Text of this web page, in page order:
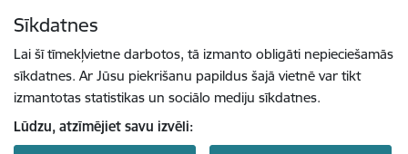
Sīkdatnes
Lai šī tīmekļvietne darbotos, tā izmanto obligāti nepieciešamās
sīkdatnes. Ar Jūsu piekrišanu papildus šajā vietnē var tikt
izmantotas statistikas un sociālo mediju sīkdatnes.
Lūdzu, atzīmējiet savu izvēli: